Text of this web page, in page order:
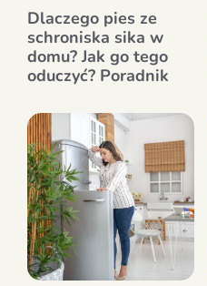
Dlaczego pies ze
schroniska sika w
domu? Jak go tego
oduczyć? Poradnik